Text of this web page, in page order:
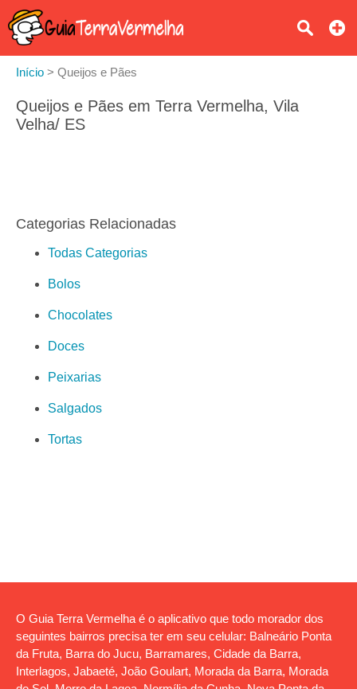
Início > Queijos e Pães
Queijos e Pães em Terra Vermelha, Vila
Velha/ ES
Categorias Relacionadas
Todas Categorias
Bolos
Chocolates
Doces
Peixarias
Salgados
Tortas
O Guia Terra Vermelha é o aplicativo que todo morador dos
seguintes bairros precisa ter em seu celular: Balneário Ponta
da Fruta, Barra do Jucu, Barramares, Cidade da Barra,
Interlagos, Jabaeté, João Goulart, Morada da Barra, Morada